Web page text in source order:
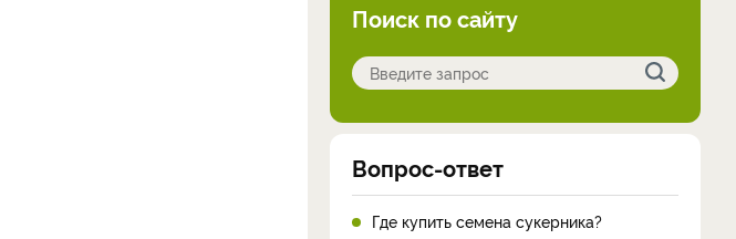
Поиск по сайту
Вопрос-ответ
Где купить семена сукерника?